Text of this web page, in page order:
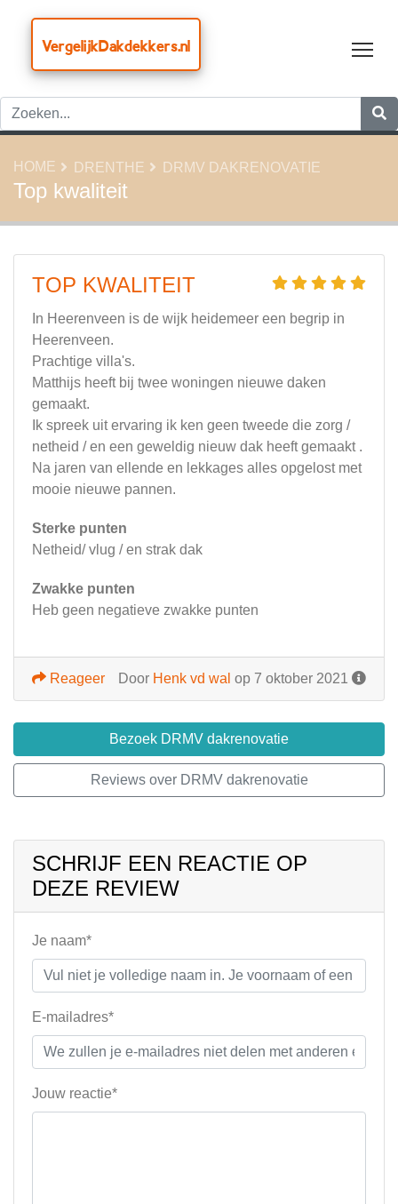
VergelijkDakdekkers.nl
HOME DRENTHE DRMV DAKRENOVATIE
Top kwaliteit
TOP KWALITEIT
In Heerenveen is de wijk heidemeer een begrip in
Heerenveen.
Prachtige villa's.
Matthijs heeft bij twee woningen nieuwe daken
gemaakt.
Ik spreek uit ervaring ik ken geen tweede die zorg /
netheid / en een geweldig nieuw dak heeft gemaakt .
Na jaren van ellende en lekkages alles opgelost met
mooie nieuwe pannen.
Sterke punten
Netheid/ vlug / en strak dak
Zwakke punten
Heb geen negatieve zwakke punten
Door Henk vd wal op 7 oktober 2021
Reageer
Bezoek DRMV dakrenovatie
Reviews over DRMV dakrenovatie
SCHRIJF EEN REACTIE OP
DEZE REVIEW
Je naam*
E-mailadres*
Jouw reactie*